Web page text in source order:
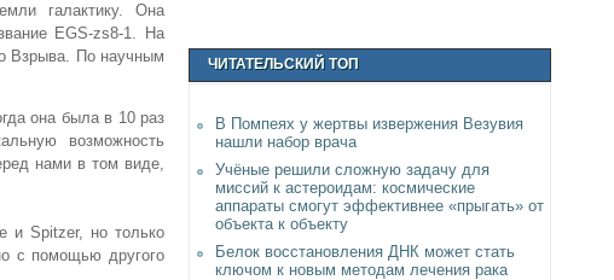
галактику. Она
EGS-zs8-1. На
Взрыва. По научным
она была в 10 раз
возможность
нами в том виде,
и Spitzer, но только
с помощью другого
ЧИТАТЕЛЬСКИЙ ТОП
В Помпеях у жертвы извержения Везувия
нашли набор врача
Учёные решили сложную задачу для
миссий к астероидам: космические
аппараты смогут эффективнее «прыгать» от
объекта к объекту
Белок восстановления ДНК может стать
ключом к новым методам лечения рака